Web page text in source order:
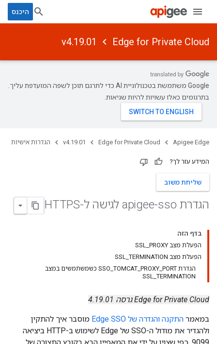
היכנס
Edge for Private Cloud
v4.19.01
‫Google משתמשת בטכנולוגיית AI כדי לתרגם תוכן לשפה המועדפת עליך.
בתרגומים כאלו עשויות להיות שגיאות.
Apigee Edge
Edge for Private Cloud
v4.19.01 הגדרות אישיות
המידע עזר לך?
שליחת משוב
הגדרת apigee-sso לגישה ל-HTTPS
בדף הזה
הפעלת מצב SSL_PROXY
הפעלת מצב SSL_TERMINATION
הגדרת SSO_TOMCAT_PROXY_PORT כשמשתמשים במצב
SSL_TERMINATION
Edge for Private Cloud גרסה 4.19.01
במאמר התקנה והגדרה של Edge SSO
מוסבר איך להתקין
ולהגדיר את מודול ה-SSO של Edge לשימוש ב-HTTP ביציאה